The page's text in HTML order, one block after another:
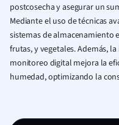
postcosecha y asegurar un
Mediante el uso de técnicas
sistemas de almacenamiento
frutas, y vegetales. Además,
monitoreo digital mejora la
humedad, optimizando la